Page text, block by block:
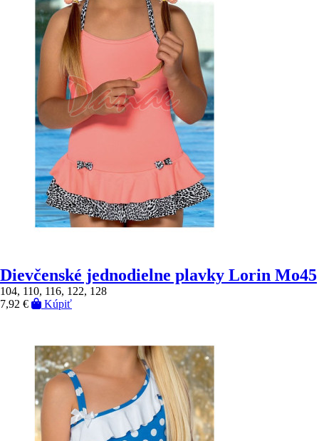
Dievčenské jednodielne plavky Lorin Mo45
104, 110, 116, 122, 128
7,92 €
Kúpiť